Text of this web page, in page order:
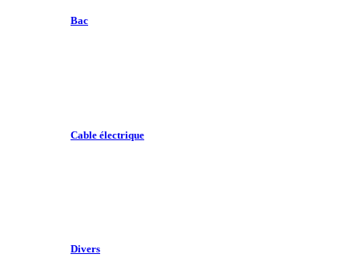
Bac
Cable électrique
Divers